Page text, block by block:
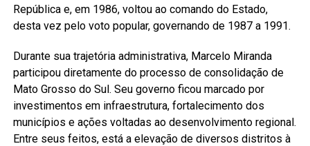
República e, em 1986, voltou ao comando do Estado,
desta vez pelo voto popular, governando de 1987 a 1991.
Durante sua trajetória administrativa, Marcelo Miranda
participou diretamente do processo de consolidação de
Mato Grosso do Sul. Seu governo ficou marcado por
investimentos em infraestrutura, fortalecimento dos
municípios e ações voltadas ao desenvolvimento regional.
Entre seus feitos, está a elevação de diversos distritos à